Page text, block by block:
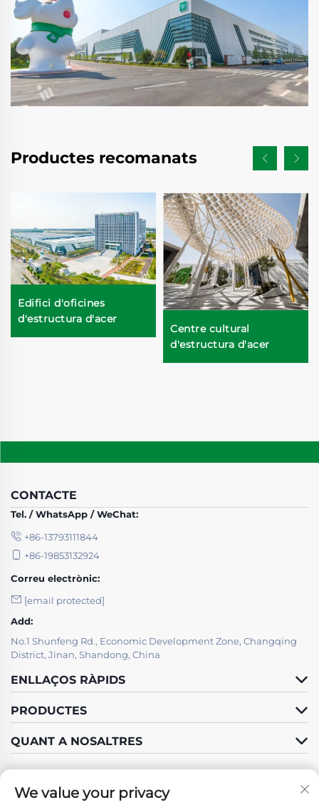
Productes recomanats
Edifici d'oficines
d'estructura d'acer
Centre cultural
d'estructura d'acer
CONTACTE
Tel. / WhatsApp / WeChat:
+86-13793111844
+86-19853132924
Correu electrònic:
[email protected]
Add:
No.1 Shunfeng Rd., Economic Development Zone, Changqing
District, Jinan, Shandong, China
ENLLAÇOS RÀPIDS
PRODUCTES
QUANT A NOSALTRES
We value your privacy